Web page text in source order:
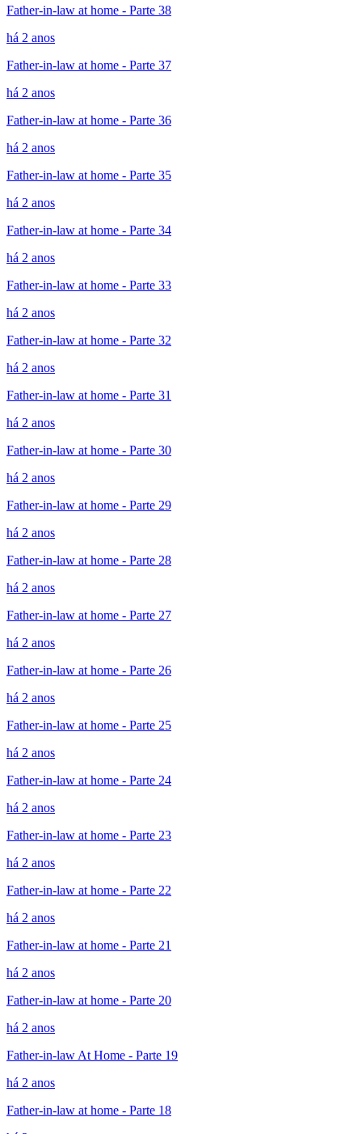
Father-in-law at home - Parte 38
há 2 anos
Father-in-law at home - Parte 37
há 2 anos
Father-in-law at home - Parte 36
há 2 anos
Father-in-law at home - Parte 35
há 2 anos
Father-in-law at home - Parte 34
há 2 anos
Father-in-law at home - Parte 33
há 2 anos
Father-in-law at home - Parte 32
há 2 anos
Father-in-law at home - Parte 31
há 2 anos
Father-in-law at home - Parte 30
há 2 anos
Father-in-law at home - Parte 29
há 2 anos
Father-in-law at home - Parte 28
há 2 anos
Father-in-law at home - Parte 27
há 2 anos
Father-in-law at home - Parte 26
há 2 anos
Father-in-law at home - Parte 25
há 2 anos
Father-in-law at home - Parte 24
há 2 anos
Father-in-law at home - Parte 23
há 2 anos
Father-in-law at home - Parte 22
há 2 anos
Father-in-law at home - Parte 21
há 2 anos
Father-in-law at home - Parte 20
há 2 anos
Father-in-law At Home - Parte 19
há 2 anos
Father-in-law at home - Parte 18